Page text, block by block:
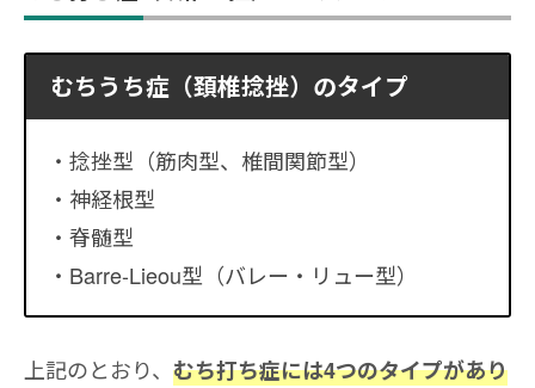
むちうち症（頚椎捻挫）のタイプ
捻挫型（筋肉型、椎間関節型）
神経根型
脊髄型
Barre-Lieou型（バレー・リュー型）
上記のとおり、 むち打ち症には4つのタイプがあり